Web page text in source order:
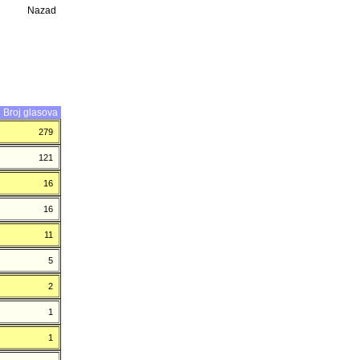
Nazad
Broj glasova
279
121
16
16
11
5
2
1
1